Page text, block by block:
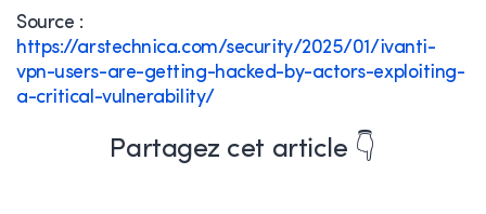
Source :
https://arstechnica.com/security/2025/01/ivanti-
vpn-users-are-getting-hacked-by-actors-exploiting-
a-critical-vulnerability/
Partagez cet article 👇